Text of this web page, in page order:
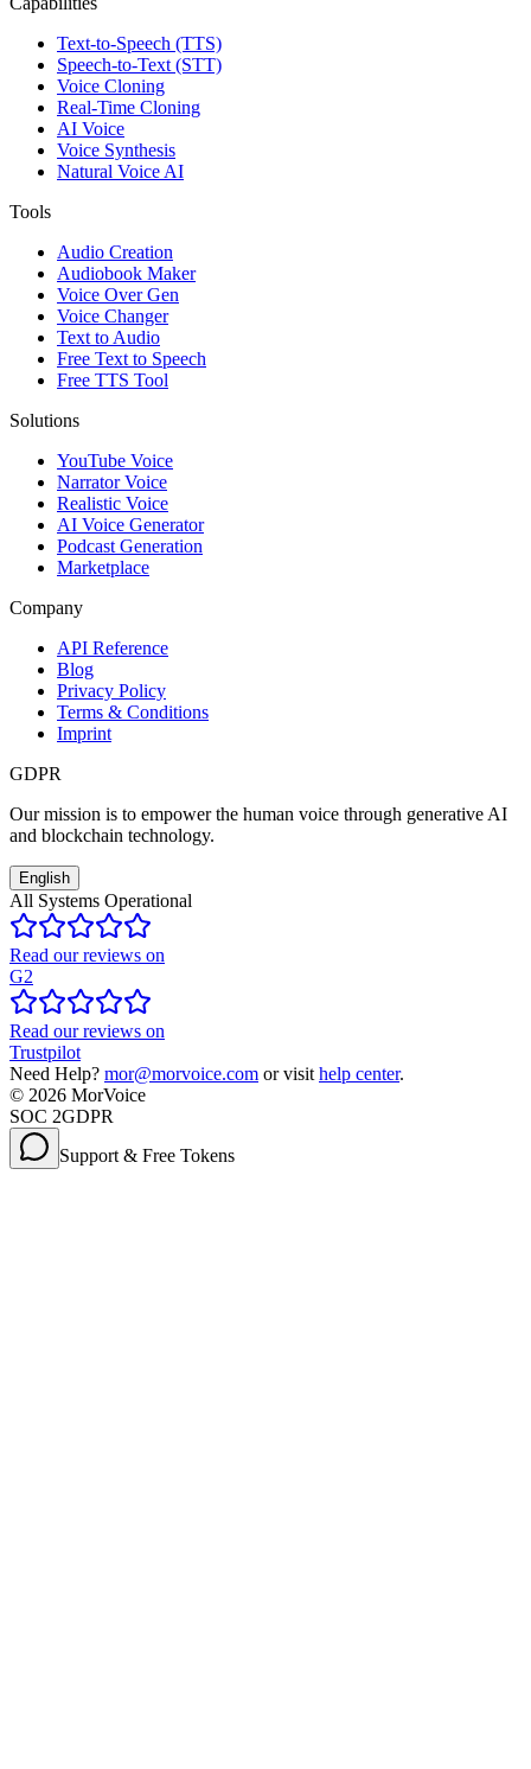
Text-to-Speech (TTS)
Speech-to-Text (STT)
Voice Cloning
Real-Time Cloning
AI Voice
Voice Synthesis
Natural Voice AI
Tools
Audio Creation
Audiobook Maker
Voice Over Gen
Voice Changer
Text to Audio
Free Text to Speech
Free TTS Tool
Solutions
YouTube Voice
Narrator Voice
Realistic Voice
AI Voice Generator
Podcast Generation
Marketplace
Company
API Reference
Blog
Privacy Policy
Terms & Conditions
Imprint
GDPR
Our mission is to empower the human voice through generative AI
and blockchain technology.
English
All Systems Operational
Read our reviews on
G2
Read our reviews on
Trustpilot
Need Help? mor@morvoice.com or visit help center.
© 2026 MorVoice
SOC 2GDPR
Support & Free Tokens